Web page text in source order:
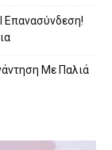
Επαvασύνδεση!
Με Παλιά